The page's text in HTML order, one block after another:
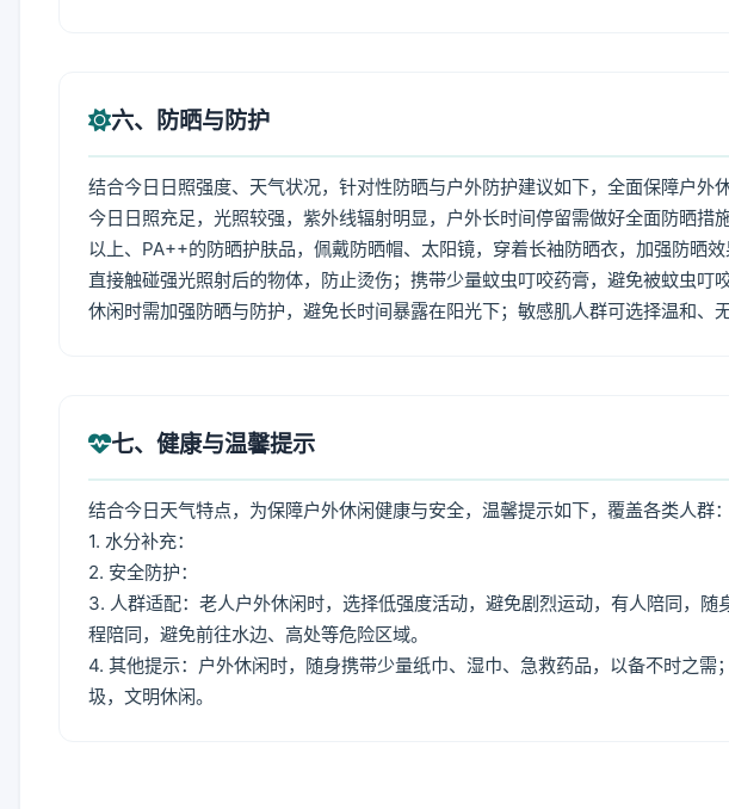
六、防晒与防护
结合今日日照强度、天气状况，针对性防晒与户外防护建议如下，全面保障户外休
今日日照充足，光照较强，紫外线辐射明显，户外长时间停留需做好全面防晒措
以上、PA++的防晒护肤品，佩戴防晒帽、太阳镜，穿着长袖防晒衣，加强防晒
直接触碰强光照射后的物体，防止烫伤；携带少量蚊虫叮咬药膏，避免被蚊虫叮
休闲时需加强防晒与防护，避免长时间暴露在阳光下；敏感肌人群可选择温和、
七、健康与温馨提示
结合今日天气特点，为保障户外休闲健康与安全，温馨提示如下，覆盖各类人群：
1. 水分补充：
2. 安全防护：
3. 人群适配：老人户外休闲时，选择低强度活动，避免剧烈运动，有人陪同，
程陪同，避免前往水边、高处等危险区域。
4. 其他提示：户外休闲时，随身携带少量纸巾、湿巾、急救药品，以备不时之
圾，文明休闲。